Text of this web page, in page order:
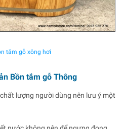
tắm gỗ xông hơi
Bồn tắm gỗ Thông
lượng người dùng nên lưu ý một